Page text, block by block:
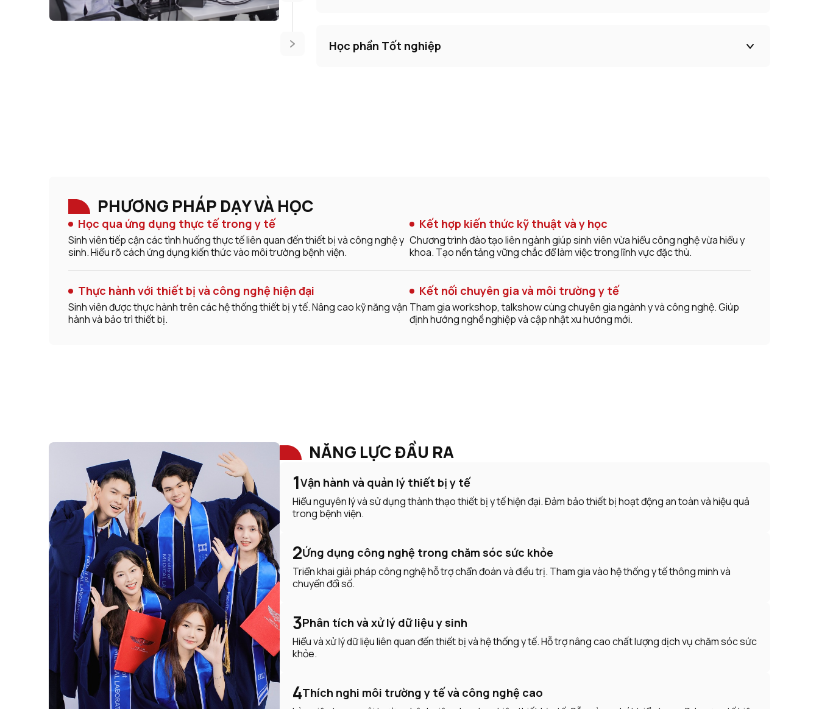
Học phần Tốt nghiệp
PHƯƠNG PHÁP DẠY VÀ HỌC
Học qua ứng dụng thực tế trong y tế
Sinh viên tiếp cận các tình huống thực tế liên quan đến thiết bị và công nghệ y
sinh. Hiểu rõ cách ứng dụng kiến thức vào môi trường bệnh viện.
Kết hợp kiến thức kỹ thuật và y học
Chương trình đào tạo liên ngành giúp sinh viên vừa hiểu công nghệ vừa hiểu y
khoa. Tạo nền tảng vững chắc để làm việc trong lĩnh vực đặc thù.
Thực hành với thiết bị và công nghệ hiện đại
Sinh viên được thực hành trên các hệ thống thiết bị y tế. Nâng cao kỹ năng vận
hành và bảo trì thiết bị.
Kết nối chuyên gia và môi trường y tế
Tham gia workshop, talkshow cùng chuyên gia ngành y và công nghệ. Giúp
định hướng nghề nghiệp và cập nhật xu hướng mới.
NĂNG LỰC ĐẦU RA
1Vận hành và quản lý thiết bị y tế
Hiểu nguyên lý và sử dụng thành thạo thiết bị y tế hiện đại. Đảm bảo thiết bị hoạt động an toàn và hiệu quả
trong bệnh viện.
2Ứng dụng công nghệ trong chăm sóc sức khỏe
Triển khai giải pháp công nghệ hỗ trợ chẩn đoán và điều trị. Tham gia vào hệ thống y tế thông minh và
chuyển đổi số.
3Phân tích và xử lý dữ liệu y sinh
Hiểu và xử lý dữ liệu liên quan đến thiết bị và hệ thống y tế. Hỗ trợ nâng cao chất lượng dịch vụ chăm sóc sức
khỏe.
4Thích nghi môi trường y tế và công nghệ cao